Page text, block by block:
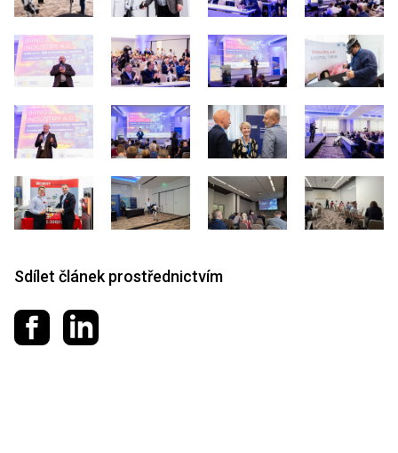
Sdílet článek prostřednictvím
Sdílet na Facebooku
Sdílet na LinkedIn